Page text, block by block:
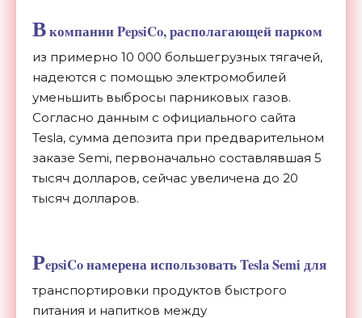
Вкомпании PepsiCo, располагающей парком
из примерно 10 000 большегрузных тягачей,
надеются с помощью электромобилей
уменьшить выбросы парниковых газов.
Согласно данным с официального сайта
Tesla, сумма депозита при предварительном
заказе Semi, первоначально составлявшая 5
тысяч долларов, сейчас увеличена до 20
тысяч долларов.
PepsiCo намерена использовать Tesla Semi для
транспортировки продуктов быстрого
питания и напитков между